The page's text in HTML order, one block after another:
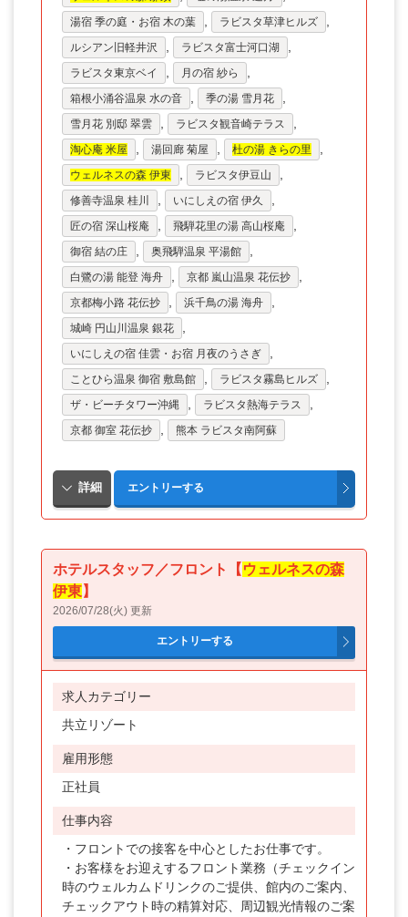
湯宿 季の庭・お宿 木の葉 ラビスタ草津ヒルズ
ルシアン旧軽井沢 ラビスタ富士河口湖
ラビスタ東京ベイ 月の宿 紗ら
箱根小涌谷温泉 水の音 季の湯 雪月花
雪月花 別邸 翠雲 ラビスタ観音崎テラス
淘心庵 米屋 湯回廊 菊屋 杜の湯 きらの里
ウェルネスの森 伊東 ラビスタ伊豆山
修善寺温泉 桂川 いにしえの宿 伊久
匠の宿 深山桜庵 飛騨花里の湯 高山桜庵
御宿 結の庄 奥飛騨温泉 平湯館
白鷺の湯 能登 海舟 京都 嵐山温泉 花伝抄
京都梅小路 花伝抄 浜千鳥の湯 海舟
城崎 円山川温泉 銀花
いにしえの宿 佳雲・お宿 月夜のうさぎ
ことひら温泉 御宿 敷島館 ラビスタ霧島ヒルズ
ザ・ビーチタワー沖縄 ラビスタ熱海テラス
京都 御室 花伝抄 熊本 ラビスタ南阿蘇
ホテルスタッフ／フロント【 ウェルネスの森
伊東】
2026/07/28(火) 更新
求人カテゴリー
共立リゾート
雇用形態
正社員
仕事内容
・フロントでの接客を中心としたお仕事です。
・お客様をお迎えするフロント業務（チェックイン
時のウェルカムドリンクのご提供、館内のご案内、
チェックアウト時の精算対応、周辺観光情報のご案